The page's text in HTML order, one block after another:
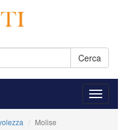
Cerca
Molise